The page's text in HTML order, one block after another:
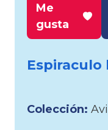
Me
gusta
Espiraculo
Colección: